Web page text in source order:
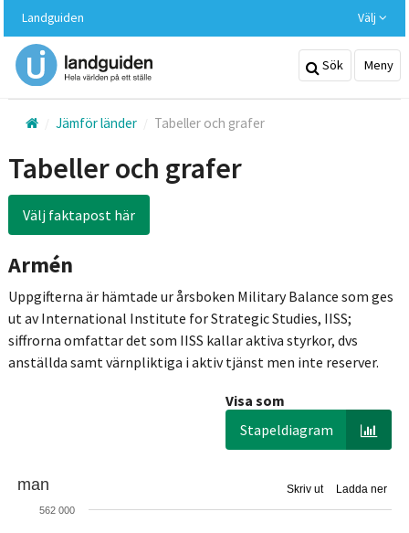
huvudinnehållet
Landguiden Välj
Sök Meny
Jämför länder Tabeller och grafer
Tabeller och grafer
Välj faktapost här
Armén
Uppgifterna är hämtade ur årsboken Military Balance som ges
ut av International Institute for Strategic Studies, IISS;
siffrorna omfattar det som IISS kallar aktiva styrkor, dvs
anställda samt värnpliktiga i aktiv tjänst men inte reserver.
Visa som
Stapeldiagram
Ladda ner
Skriv ut
man
562 000